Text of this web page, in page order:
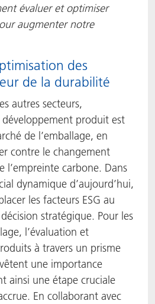
évaluer et optimiser
augmenter notre
des
de la durabilité
autres secteurs,
développement produit est
de l’emballage, en
contre le changement
l’empreinte carbone. Dans
dynamique d’aujourd’hui,
les facteurs ESG au
stratégique. Pour les
l’évaluation et
à travers un prisme
une importance
ainsi une étape cruciale
En collaborant avec